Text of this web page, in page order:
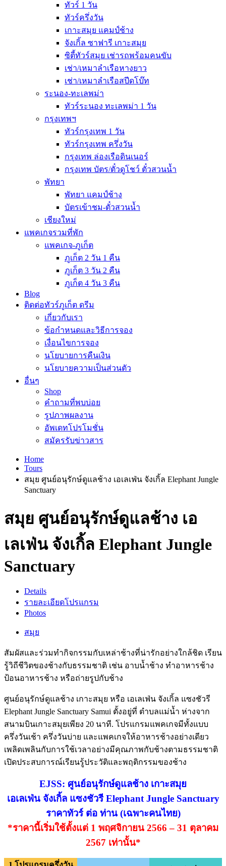
ทัวร์ 1 วัน
ทัวร์ครึ่งวัน
เกาะสมุย แคมป์ช้าง
จังเกิ้ล ซาฟารี เกาะสมุย
ซิตี้ทัวร์สมุย เช่ารถพร้อมคนขับ
เช่า/เหมาลำเรือหางยาว
เช่า/เหมาลำเรือสปีดโบ๊ท
ระนอง-ทะเลพม่า
ทัวร์ระนอง ทะเลพม่า 1 วัน
กรุงเทพฯ
ทัวร์กรุงเทพ 1 วัน
ทัวร์กรุงเทพ ครึ่งวัน
กรุงเทพ ล่องเรือดินเนอร์
กรุงเทพ บัตร/ตั๋วดูโชว์ ตั๋วสวนน้ำ
พัทยา
พัทยา แคมป์ช้าง
บัตรเข้าชม-ตั๋วสวนน้ำ
เชียงใหม่
แพคเกจรวมที่พัก
แพคเกจ-ภูเก็ต
ภูเก็ต 2 วัน 1 คืน
ภูเก็ต 3 วัน 2 คืน
ภูเก็ต 4 วัน 3 คืน
Blog
ติดต่อทัวร์ภูเก็ต ดรีม
เกี่ยวกับเรา
ข้อกำหนดและวิธีการจอง
เงื่อนไขการจอง
นโยบายการคืนเงิน
นโยบายความเป็นส่วนตัว
อื่นๆ
Shop
คำถามที่พบบ่อย
รูปภาพผลงาน
อัพเดทโปรโมชั่น
สมัครรับข่าวสาร
Home
Tours
สมุย ศูนย์อนุรักษ์ดูแลช้าง เอเลเฟ่น จังเกิ้ล Elephant Jungle
Sanctuary
สมุย ศูนย์อนุรักษ์ดูแลช้าง เอ
เลเฟ่น จังเกิ้ล Elephant Jungle
Sanctuary
Details
รายละเอียดโปรแกรม
Photos
สมุย
สัมผัสและร่วมทำกิจกรรมกับเหล่าช้างที่น่ารักอย่างใกล้ชิด เรียน
รู้วิถีชีวิตของช้างกับธรรมชาติ เช่น อาบน้ำช้าง ทำอาหารช้าง
ป้อนอาหารช้าง หรือถ่ายรูปกับช้าง
ศูนย์อนุรักษ์ดูแลช้าง เกาะสมุย หรือ เอเลเฟ่น จังเกิ้ล แซงชัวรี
Elephant Jungle Sanctuary Samui ตั้งอยู่ที่ ตำบลแม่น้ำ ห่างจาก
สนามบินเกาะสมุยเพียง 20 นาที. โปรแกรมแพคเกจมีทั้งแบบ
ครึ่งวันเช้า ครึ่งวันบ่าย และแพคเกจให้อาหารช้างอย่างเดียว
เพลิดเพลินกับการใช้เวลาอย่างมีคุณภาพกับช้างตามธรรมชาติ
เปิดประสบการณ์เรียนรู้ประวัติและพฤติกรรมของช้าง
EJSS: ศูนย์อนุรักษ์ดูแลช้าง เกาะสมุย
เอเลเฟ่น จังเกิ้ล แซงชัวรี Elephant Jungle Sanctuary
ราคาทัวร์ ต่อ ท่าน (เฉพาะคนไทย)
*ราคานี้เริ่มใช้ตั้งแต่ 1 พฤศจิกายน 2566 – 31 ตุลาคม
2567 เท่านั้น*